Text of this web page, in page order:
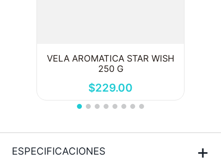
VELA AROMATICA STAR WISH
250 G
$229.00
ESPECIFICACIONES +